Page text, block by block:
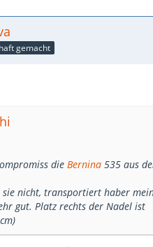
gemacht
die Bernina 535 aus
nicht, transportiert haber
gut. Platz rechts der Nadel ist